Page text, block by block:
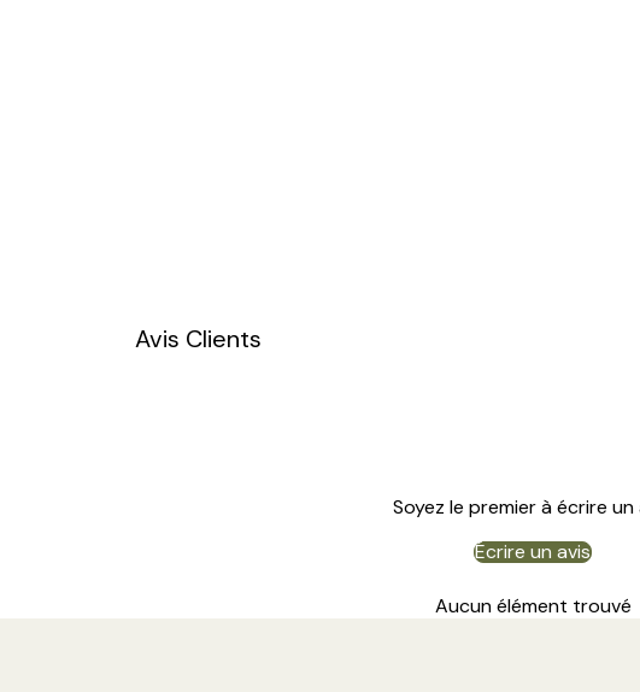
Avis Clients
Soyez le premier à écrire un
Écrire un avis
Aucun élément trouvé